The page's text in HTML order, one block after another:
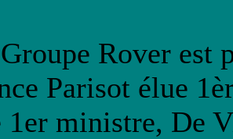
Rover est
Parisot élue
1er ministre, De